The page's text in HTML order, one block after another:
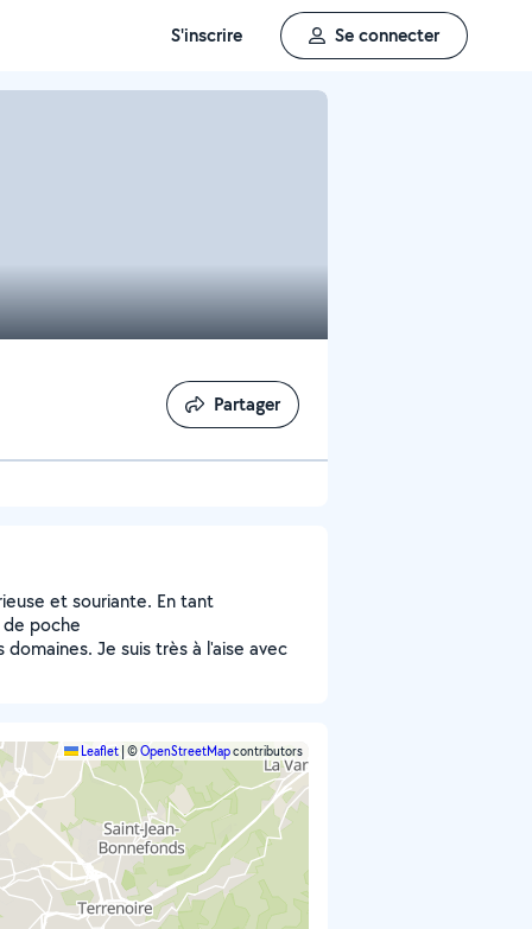
S'inscrire Se connecter
Partager
Partager
et souriante. En tant
poche
Je suis très à l'aise avec
Leaflet ©OpenStreetMapcontributors